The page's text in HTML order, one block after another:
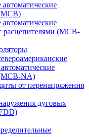
расцепителями (MCB-
NA)
от перенапряжения
дуговых